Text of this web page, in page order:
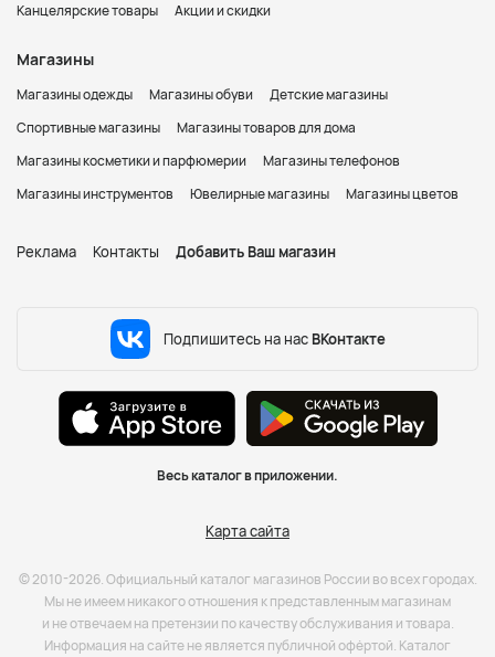
Канцелярские товары
Акции и скидки
Магазины
Магазины одежды Магазины обуви
Детские магазины
Спортивные магазины
Магазины товаров для дома
Магазины косметики и парфюмерии
Магазины телефонов
Магазины инструментов
Ювелирные магазины Магазины цветов
Реклама Контакты Добавить Ваш магазин
Подпишитесь на нас ВКонтакте
Весь каталог в приложении.
Карта сайта
© 2010-2026. Официальный каталог магазинов России во всех городах.
Мы не имеем никакого отношения к представленным магазинам
и не отвечаем на претензии по качеству обслуживания и товара.
Информация на сайте не является публичной офёртой. Каталог